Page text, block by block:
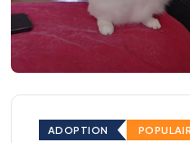
ADOPTION